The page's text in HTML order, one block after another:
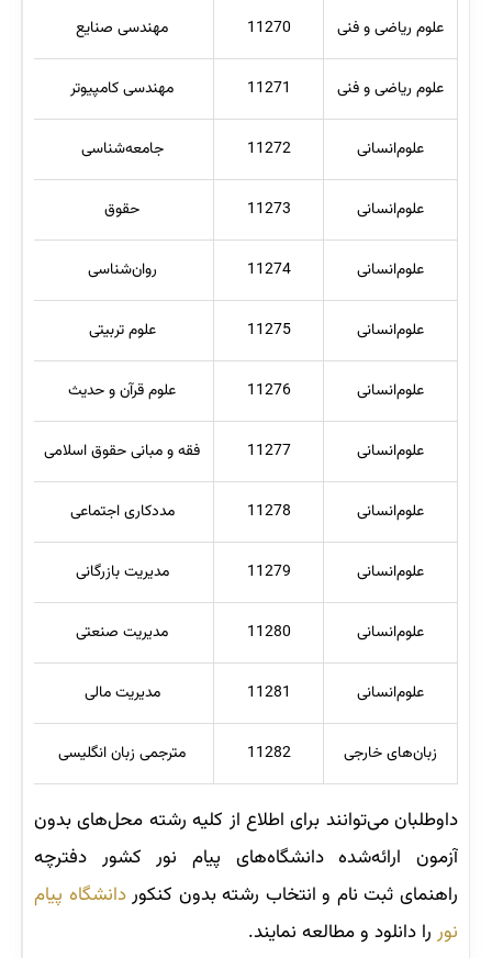
علوم ریاضی و فنی 11270 مهندسی صنایع
علوم ریاضی و فنی 11271 مهندسی کامپیوتر
علوم‌انسانی 11272 جامعه‌شناسی
علوم‌انسانی 11273 حقوق
علوم‌انسانی 11274 روان‌شناسی
علوم‌انسانی 11275 علوم تربیتی
علوم‌انسانی 11276 علوم قرآن و حدیث
علوم‌انسانی 11277 فقه و مبانی حقوق اسلامی
علوم‌انسانی 11278 مددکاری اجتماعی
علوم‌انسانی 11279 مدیریت بازرگانی
علوم‌انسانی 11280 مدیریت صنعتی
علوم‌انسانی 11281 مدیریت مالی
زبان‌های خارجی 11282 مترجمی زبان انگلیسی
داوطلبان می‌توانند برای اطلاع از کلیه رشته محل‌های بدون
آزمون ارائه‌شده دانشگاه‌های پیام نور کشور دفترچه
راهنمای ثبت نام و انتخاب رشته بدون کنکوردانشگاه پیام
نور را دانلود و مطالعه نمایند.